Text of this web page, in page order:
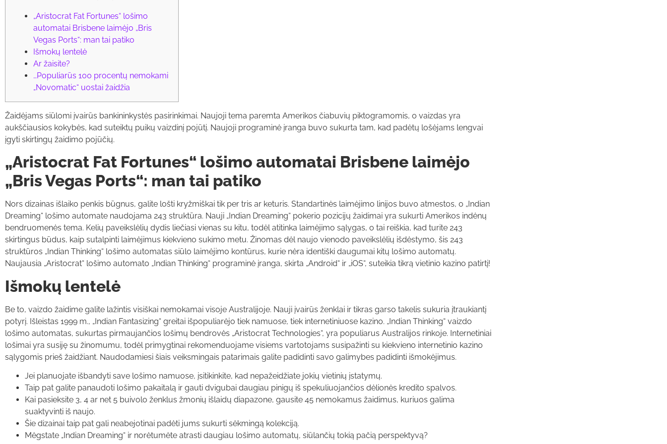
„Aristocrat Fat Fortunes“ lošimo
automatai Brisbene laimėjo „Bris
Vegas Ports“: man tai patiko
Išmokų lentelė
Ar žaisite?
…Populiarūs 100 procentų nemokami
„Novomatic“ uostai žaidžia
Žaidėjams siūlomi įvairūs bankininkystės pasirinkimai. Naujoji tema paremta Amerikos čiabuvių piktogramomis, o vaizdas yra
aukščiausios kokybės, kad suteiktų puikų vaizdinį pojūtį. Naujoji programinė įranga buvo sukurta tam, kad padėtų lošėjams lengvai
įgyti skirtingų žaidimo pojūčių.
„Aristocrat Fat Fortunes“ lošimo automatai Brisbene laimėjo
„Bris Vegas Ports“: man tai patiko
Nors dizainas išlaiko penkis būgnus, galite lošti kryžmiškai tik per tris ar keturis. Standartinės laimėjimo linijos buvo atmestos, o „Indian
Dreaming“ lošimo automate naudojama 243 struktūra. Nauji „Indian Dreaming“ pokerio pozicijų žaidimai yra sukurti Amerikos indėnų
bendruomenės tema. Kelių paveikslėlių dydis liečiasi vienas su kitu, todėl atitinka laimėjimo sąlygas, o tai reiškia, kad turite 243
skirtingus būdus, kaip sutalpinti laimėjimus kiekvieno sukimo metu. Žinomas dėl naujo vienodo paveikslėlių išdėstymo, šis 243
struktūros „Indian Thinking“ lošimo automatas siūlo laimėjimo kontūrus, kurie nėra identiški daugumai kitų lošimo automatų.
Naujausia „Aristocrat“ lošimo automato „Indian Thinking“ programinė įranga, skirta „Android“ ir „iOS“, suteikia tikrą vietinio kazino patirtį!
Išmokų lentelė
Be to, vaizdo žaidime galite lažintis visiškai nemokamai visoje Australijoje. Nauji įvairūs ženklai ir tikras garso takelis sukuria įtraukiantį
potyrį. Išleistas 1999 m., „Indian Fantasizing“ greitai išpopuliarėjo tiek namuose, tiek internetiniuose kazino. „Indian Thinking“ vaizdo
lošimo automatas, sukurtas pirmaujančios lošimų bendrovės „Aristocrat Technologies“, yra populiarus Australijos rinkoje. Internetiniai
lošimai yra susiję su žinomumu, todėl primygtinai rekomenduojame visiems vartotojams susipažinti su kiekvieno internetinio kazino
sąlygomis prieš žaidžiant. Naudodamiesi šiais veiksmingais patarimais galite padidinti savo galimybes padidinti išmokėjimus.
Jei planuojate išbandyti save lošimo namuose, įsitikinkite, kad nepažeidžiate jokių vietinių įstatymų.
Taip pat galite panaudoti lošimo pakaitalą ir gauti dvigubai daugiau pinigų iš spekuliuojančios dėlionės kredito spalvos.
Kai pasieksite 3, 4 ar net 5 buivolo ženklus žmonių išlaidų diapazone, gausite 45 nemokamus žaidimus, kuriuos galima
suaktyvinti iš naujo.
Šie dizainai taip pat gali neabejotinai padėti jums sukurti sėkmingą kolekciją.
Mėgstate „Indian Dreaming“ ir norėtumėte atrasti daugiau lošimo automatų, siūlančių tokią pačią perspektyvą?